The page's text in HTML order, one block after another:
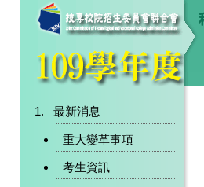
最新消息
重大變革事項
考生資訊